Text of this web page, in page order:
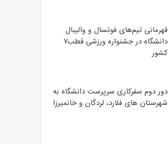
قهرمانی تیم‌های فوتسال و والیبال
دانشگاه در جشنواره ورزشی قطب۷
کشور
دور دوم سفرکاری سرپرست دانشگاه به
شهرستان های فلارد، لردگان و خانمیرزا